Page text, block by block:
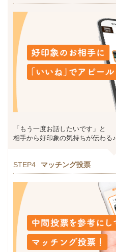
「もう一度お話したいです」と
相手から好印象の気持ちが伝わる♪
STEP4 マッチング投票